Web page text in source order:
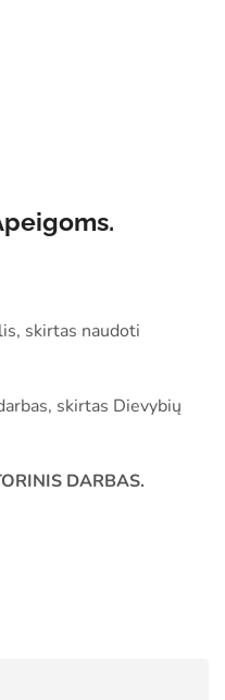
skirtas naudoti
skirtas Dievybių
DARBAS.